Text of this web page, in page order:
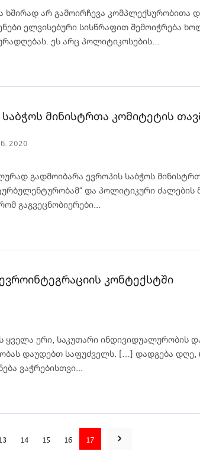
არ გამოირჩევა კომპლექსურობითა
ელვისებური სისწრაფით შემოიჭრება
ეს არც პოლიტიკოსების...
მინისტრთა კომიტეტის
2020
გადმოიბარა ევროპის საბჭოს
და პოლიტიკური ძალების
გაგვეცნობიერები...
კონტექსტში
ყველა ერი, საკუთარი ინდივიდუალურობის
დაუდებთ საფუძველს. […] დადგება დღე,
ვაჭრებისთვი...
14 15 16 17